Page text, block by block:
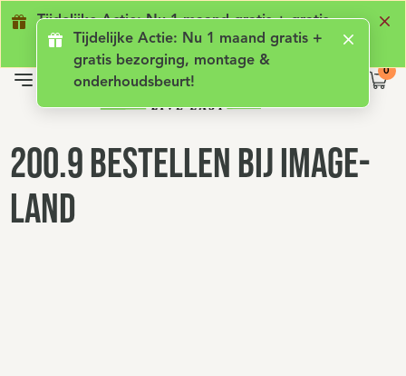
Tijdelijke Actie: Nu 1 maand gratis + gratis
bezorging, montage & onderhoudsbeurt!
Tijdelijke Actie: Nu 1 maand gratis +
gratis bezorging, montage &
onderhoudsbeurt!
Geen lening met rente Luxe comfort
200.9 Bestellen bij Image-
land